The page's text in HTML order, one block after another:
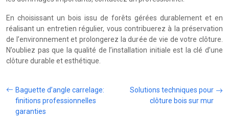
En choisissant un bois issu de forêts gérées durablement et en
réalisant un entretien régulier, vous contribuerez à la préservation
de l’environnement et prolongerez la durée de vie de votre clôture.
N’oubliez pas que la qualité de l’installation initiale est la clé d’une
clôture durable et esthétique.
Baguette d’angle carrelage:
finitions professionnelles
garanties
Solutions techniques pour
clôture bois sur mur